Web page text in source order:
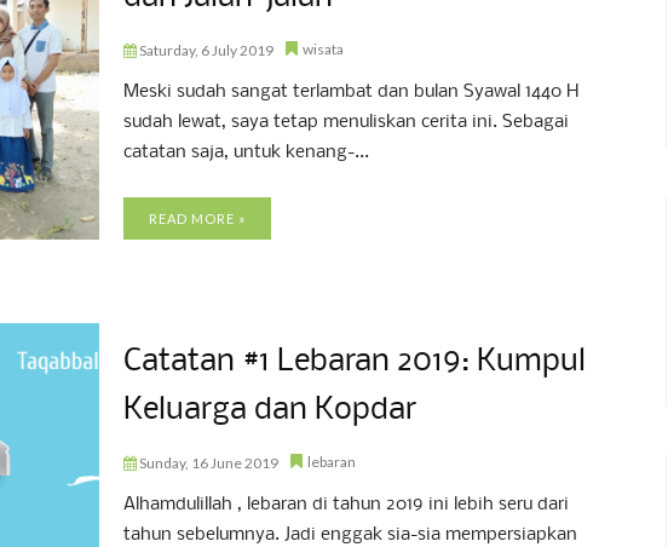
Saturday, 6 July 2019 wisata
Meski sudah sangat terlambat dan bulan Syawal 1440 H
sudah lewat, saya tetap menuliskan cerita ini. Sebagai
catatan saja, untuk kenang-...
READ MORE »
Catatan #1 Lebaran 2019: Kumpul
Keluarga dan Kopdar
Sunday, 16 June 2019 lebaran
Alhamdulillah , lebaran di tahun 2019 ini lebih seru dari
tahun sebelumnya. Jadi enggak sia-sia mempersiapkan